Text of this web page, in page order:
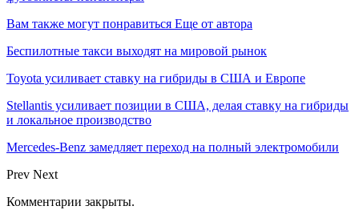
Вам также могут понравиться Еще от автора
Беспилотные такси выходят на мировой рынок
Toyota усиливает ставку на гибриды в США и Европе
Stellantis усиливает позиции в США, делая ставку на гибриды
и локальное производство
Mercedes-Benz замедляет переход на полный электромобили
Prev Next
Комментарии закрыты.